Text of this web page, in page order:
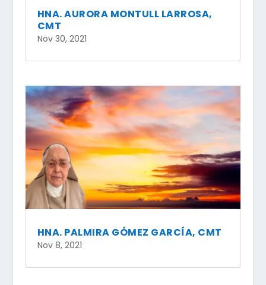
HNA. AURORA MONTULL LARROSA,
CMT
Nov 30, 2021
HNA. PALMIRA GÓMEZ GARCÍA, CMT
Nov 8, 2021